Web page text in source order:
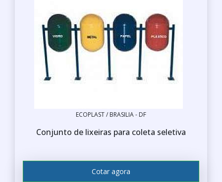
ECOPLAST / BRASILIA - DF
Conjunto de lixeiras para coleta seletiva
Cotar agora